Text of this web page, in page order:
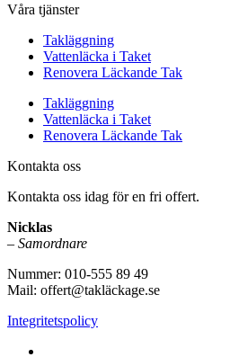
Våra tjänster
Takläggning
Vattenläcka i Taket
Renovera Läckande Tak
Takläggning
Vattenläcka i Taket
Renovera Läckande Tak
Kontakta oss
Kontakta oss idag för en fri offert.
Nicklas
– Samordnare
Nummer: 010-555 89 49
Mail: offert@takläckage.se
Integritetspolicy